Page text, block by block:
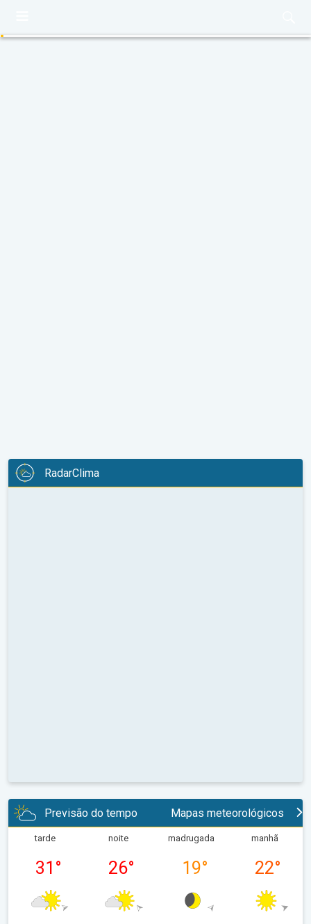
RadarClima
Previsão do tempo Mapas meteorológicos
tarde
31 °
noite
26°
madrugada
19°
manhã
22°